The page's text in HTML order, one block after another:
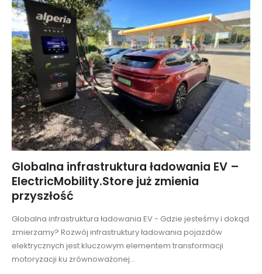
Globalna infrastruktura ładowania EV –
ElectricMobility.Store już zmienia
przyszłość
Globalna infrastruktura ładowania EV - Gdzie jesteśmy i dokąd
zmierzamy? Rozwój infrastruktury ładowania pojazdów
elektrycznych jest kluczowym elementem transformacji
motoryzacji ku zrównoważonej...